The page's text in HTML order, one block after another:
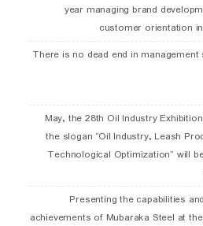
year managing brand
customer orientation
There is no dead end in management
19 May, the 28th Oil Industry
the slogan “Oil Industry, Leash
Technological Optimization” will
Presenting the capabilities
achievements of Mubaraka Steel at